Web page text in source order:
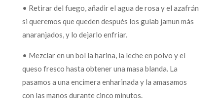
• Retirar del fuego, añadir el agua de rosa y el azafrán
si queremos que queden después los gulab jamun más
anaranjados, y lo dejarlo enfriar.
• Mezclar en un bol la harina, la leche en polvo y el
queso fresco hasta obtener una masa blanda. La
pasamos a una encimera enharinada y la amasamos
con las manos durante cinco minutos.